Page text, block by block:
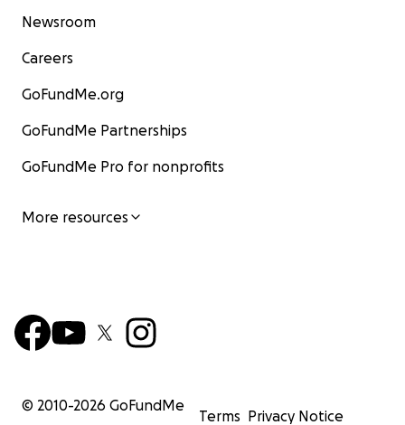
Newsroom
Careers
GoFundMe.org
GoFundMe Partnerships
GoFundMe Pro for nonprofits
More resources
© 2010-2026 GoFundMe
Terms Privacy Notice